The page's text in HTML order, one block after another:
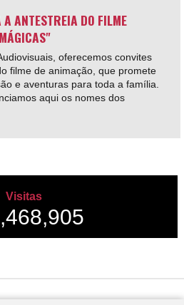
ANTESTREIA DO FILME
oferecemos convites
filme de animação, que promete
e aventuras para toda a família.
aqui os nomes dos
Visitas